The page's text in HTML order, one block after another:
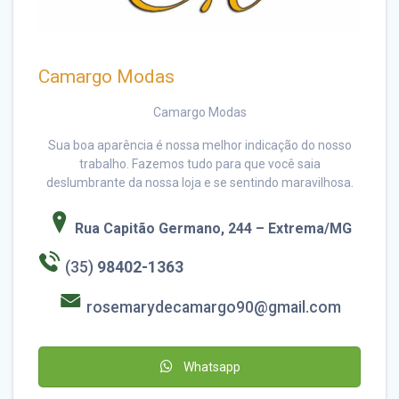
Camargo Modas
Camargo Modas
Sua boa aparência é nossa melhor indicação do nosso
trabalho. Fazemos tudo para que você saia
deslumbrante da nossa loja e se sentindo maravilhosa.
Rua Capitão Germano, 244 – Extrema/MG
(35) 98402-1363
rosemarydecamargo90@gmail.com
Whatsapp